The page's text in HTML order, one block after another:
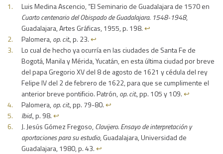
Luis Medina Ascencio, “El Seminario de Guadalajara de 1570 en
Cuarto centenario del Obispado de Guadalajara. 1548-1948,
Guadalajara, Artes Gráficas, 1955, p. 198.↩︎
Palomera,op. cit., p. 23.↩︎
Lo cual de hecho ya ocurría en las ciudades de Santa Fe de
Bogotá, Manila y Mérida, Yucatán, en esta última ciudad por breve
del papa Gregorio XV del 8 de agosto de 1621 y cédula del rey
Felipe IV del 2 de febrero de 1622, para que se cumplimente el
anterior breve pontificio. Patrón,op. cit., pp. 105 y 109.↩︎
Palomera,op. cit., pp. 79-80.↩︎
Ibid., p. 98.↩︎
J. Jesús Gómez Fregoso,Clavijero. Ensayo de interpretación y
aportaciones para su estudio, Guadalajara, Universidad de
Guadalajara, 1980, p. 43.↩︎